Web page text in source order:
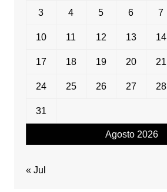
Agosto 2026
3 4 5 6 7
10 11 12 13 14
17 18 19 20 21
24 25 26 27 28
31
« Jul